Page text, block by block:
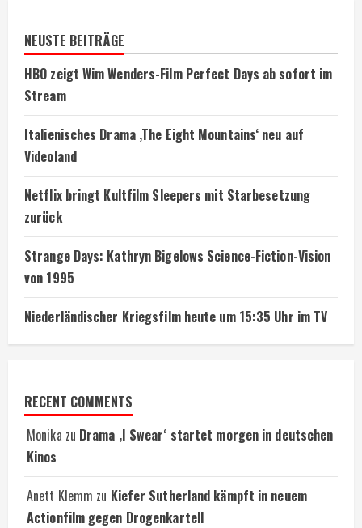
NEUSTE BEITRÄGE
HBO zeigt Wim Wenders-Film Perfect Days ab sofort im
Stream
Italienisches Drama ‚The Eight Mountains‘ neu auf
Videoland
Netflix bringt Kultfilm Sleepers mit Starbesetzung
zurück
Strange Days: Kathryn Bigelows Science-Fiction-Vision
von 1995
Niederländischer Kriegsfilm heute um 15:35 Uhr im TV
RECENT COMMENTS
Monika zu Drama ‚I Swear‘ startet morgen in deutschen
Kinos
Anett Klemm zu Kiefer Sutherland kämpft in neuem
Actionfilm gegen Drogenkartell